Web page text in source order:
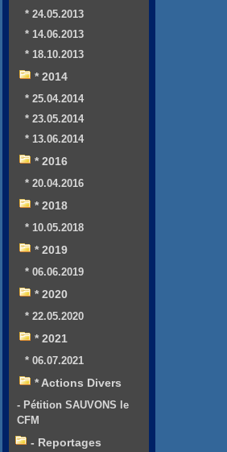
* 24.05.2013
* 14.06.2013
* 18.10.2013
* 2014
* 25.04.2014
* 23.05.2014
* 13.06.2014
* 2016
* 20.04.2016
* 2018
* 10.05.2018
* 2019
* 06.06.2019
* 2020
* 22.05.2020
* 2021
* 06.07.2021
* Actions Divers
- Pétition SAUVONS le
CFM
- Reportages